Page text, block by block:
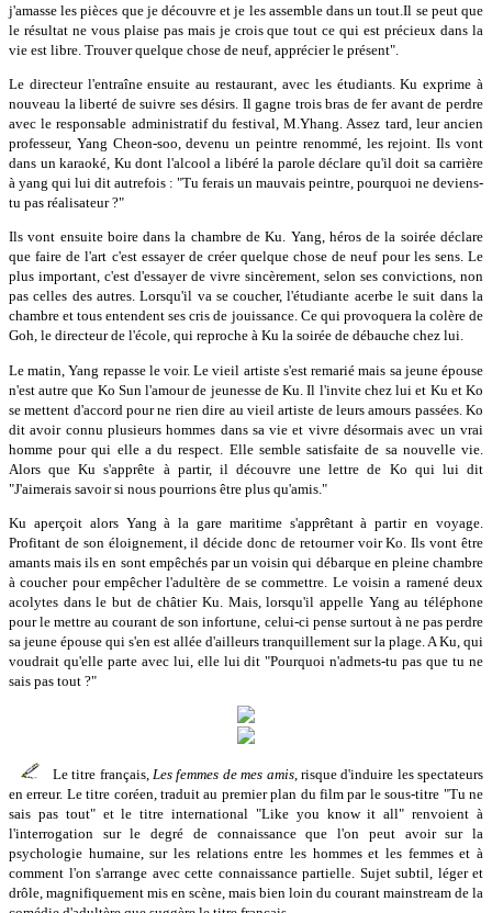
j'amasse les pièces que je découvre et je les assemble dans un tout.Il se peut que
le résultat ne vous plaise pas mais je crois que tout ce qui est précieux dans la
vie est libre. Trouver quelque chose de neuf, apprécier le présent".
Le directeur l'entraîne ensuite au restaurant, avec les étudiants. Ku exprime à
nouveau la liberté de suivre ses désirs. Il gagne trois bras de fer avant de perdre
avec le responsable administratif du festival, M.Yhang. Assez tard, leur ancien
professeur, Yang Cheon-soo, devenu un peintre renommé, les rejoint. Ils vont
dans un karaoké, Ku dont l'alcool a libéré la parole déclare qu'il doit sa carrière
à yang qui lui dit autrefois : "Tu ferais un mauvais peintre, pourquoi ne deviens-
tu pas réalisateur ?"
Ils vont ensuite boire dans la chambre de Ku. Yang, héros de la soirée déclare
que faire de l'art c'est essayer de créer quelque chose de neuf pour les sens. Le
plus important, c'est d'essayer de vivre sincèrement, selon ses convictions, non
pas celles des autres. Lorsqu'il va se coucher, l'étudiante acerbe le suit dans la
chambre et tous entendent ses cris de jouissance. Ce qui provoquera la colère de
Goh, le directeur de l'école, qui reproche à Ku la soirée de débauche chez lui.
Le matin, Yang repasse le voir. Le vieil artiste s'est remarié mais sa jeune épouse
n'est autre que Ko Sun l'amour de jeunesse de Ku. Il l'invite chez lui et Ku et Ko
se mettent d'accord pour ne rien dire au vieil artiste de leurs amours passées. Ko
dit avoir connu plusieurs hommes dans sa vie et vivre désormais avec un vrai
homme pour qui elle a du respect. Elle semble satisfaite de sa nouvelle vie.
Alors que Ku s'apprête à partir, il découvre une lettre de Ko qui lui dit
"J'aimerais savoir si nous pourrions être plus qu'amis."
Ku aperçoit alors Yang à la gare maritime s'apprêtant à partir en voyage.
Profitant de son éloignement, il décide donc de retourner voir Ko. Ils vont être
amants mais ils en sont empêchés par un voisin qui débarque en pleine chambre
à coucher pour empêcher l'adultère de se commettre. Le voisin a ramené deux
acolytes dans le but de châtier Ku. Mais, lorsqu'il appelle Yang au téléphone
pour le mettre au courant de son infortune, celui-ci pense surtout à ne pas perdre
sa jeune épouse qui s'en est allée d'ailleurs tranquillement sur la plage. A Ku, qui
voudrait qu'elle parte avec lui, elle lui dit "Pourquoi n'admets-tu pas que tu ne
sais pas tout ?"
Le titre français, Les femmes de mes amis, risque d'induire les spectateurs
en erreur. Le titre coréen, traduit au premier plan du film par le sous-titre "Tu ne
sais pas tout" et le titre international "Like you know it all" renvoient à
l'interrogation sur le degré de connaissance que l'on peut avoir sur la
psychologie humaine, sur les relations entre les hommes et les femmes et à
comment l'on s'arrange avec cette connaissance partielle. Sujet subtil, léger et
drôle, magnifiquement mis en scène, mais bien loin du courant mainstream de la